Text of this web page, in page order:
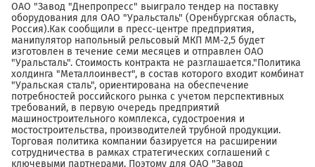
ОАО "Завод "Днепропресс" выиграло тендер на поставку
оборудования для ОАО "Уральсталь" (Оренбургская область,
Россия).Как сообщили в пресс-центре предприятия,
манипулятор напольный рельсовый МКП ММ-2,5 будет
изготовлен в течение семи месяцев и отправлен ОАО
"Уральсталь". Стоимость контракта не разглашается."Политика
холдинга "Металлоинвест", в состав которого входит комбинат
"Уральская сталь", ориентирована на обеспечение
потребностей российского рынка с учетом перспективных
требований, в первую очередь предприятий
машиностроительного комплекса, судостроения и
мостостроительства, производителей трубной продукции.
Торговая политика компании базируется на расширении
сотрудничества в рамках стратегических соглашений с
ключевыми партнерами. Поэтому для ОАО "Завод